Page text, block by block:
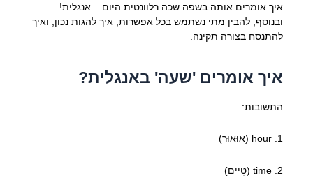
איך אומרים אותה בשפה שכה רלוונטית היום – אנגלית!
ובנוסף, להבין מתי נשתמש בכל אפשרות, איך להגות נכון, ואיך
להתנסח בצורה תקינה.
איך אומרים 'שעה' באנגלית?
התשובות:
1. hour (אוּאוּר)
2. time (טָיים)